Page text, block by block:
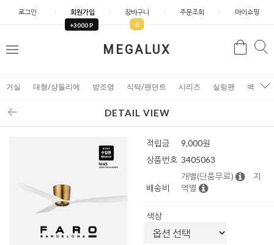
로그인 회원가입
+3000 P
장바구니
0
주문조회 마이쇼핑
MEGALUX
메
검
거실 대형/샹들리에 방조명 식탁/팬던트 시리즈 실링팬 벽조명
DETAIL VIEW
적립금
9,000원
상품번호 3405063
배송비
개별(단품무료)
지
역별
색상